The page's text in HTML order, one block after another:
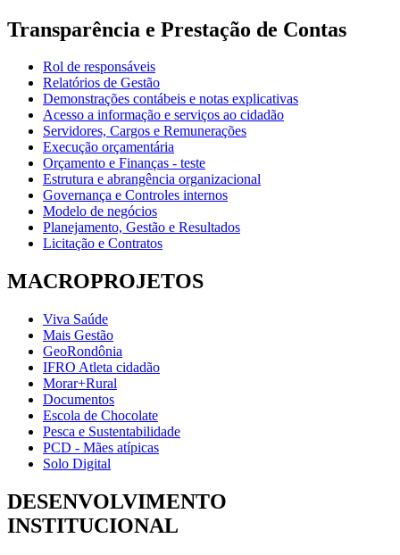
Transparência e Prestação de Contas
Rol de responsáveis
Relatórios de Gestão
Demonstrações contábeis e notas explicativas
Acesso a informação e serviços ao cidadão
Servidores, Cargos e Remunerações
Execução orçamentária
Orçamento e Finanças - teste
Estrutura e abrangência organizacional
Governança e Controles internos
Modelo de negócios
Planejamento, Gestão e Resultados
Licitação e Contratos
MACROPROJETOS
Viva Saúde
Mais Gestão
GeoRondônia
IFRO Atleta cidadão
Morar+Rural
Documentos
Escola de Chocolate
Pesca e Sustentabilidade
PCD - Mães atípicas
Solo Digital
DESENVOLVIMENTO
INSTITUCIONAL